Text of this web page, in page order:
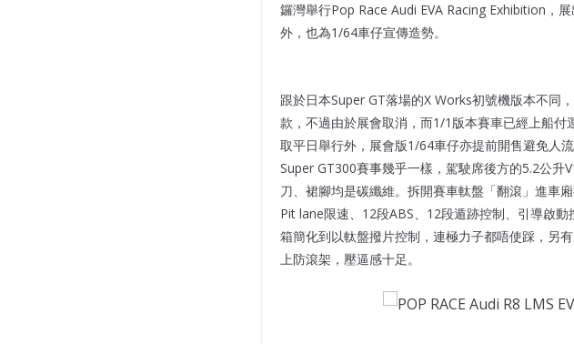
鑼灣舉行Pop Race Audi EVA Racing Exhibition，
外，也為1/64車仔宣傳造勢。
跟於日本Super GT落場的X Works初號機版本不同
款，不過由於展會取消，而1/1版本賽車已經上船
取平日舉行外，展會版1/64車仔亦提前開售避免人
Super GT300賽事幾乎一樣，駕駛席後方的5.2公
刀、裙腳均是碳纖維。拆開賽車軚盤「翻滾」進車
Pit lane限速、12段ABS、12段遁跡控制、引導啟
箱簡化到以軚盤撥片控制，連極力子都唔使踩，另
上防滾架，壓逼感十足。